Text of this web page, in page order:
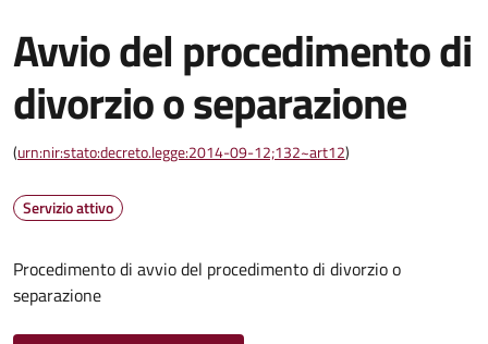
Avvio del procedimento di
divorzio o separazione
(urn:nir:stato:decreto.legge:2014-09-12;132~art12)
Servizio attivo
Procedimento di avvio del procedimento di divorzio o
separazione